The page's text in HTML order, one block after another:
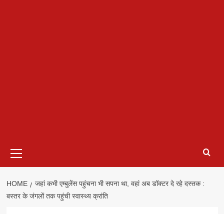
Menu
HOME
जहां कभी एम्बुलेंस पहुंचना भी सपना था, वहां अब डॉक्टर दे रहे दस्तक :
बस्तर के जंगलों तक पहुंची स्वास्थ्य क्रांति